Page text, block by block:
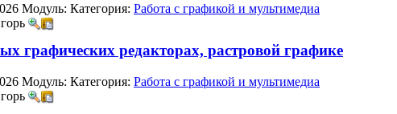
Модуль: Категория: Работа с графикой и мультимедиа
графических редакторах, растровой графике
Модуль: Категория: Работа с графикой и мультимедиа